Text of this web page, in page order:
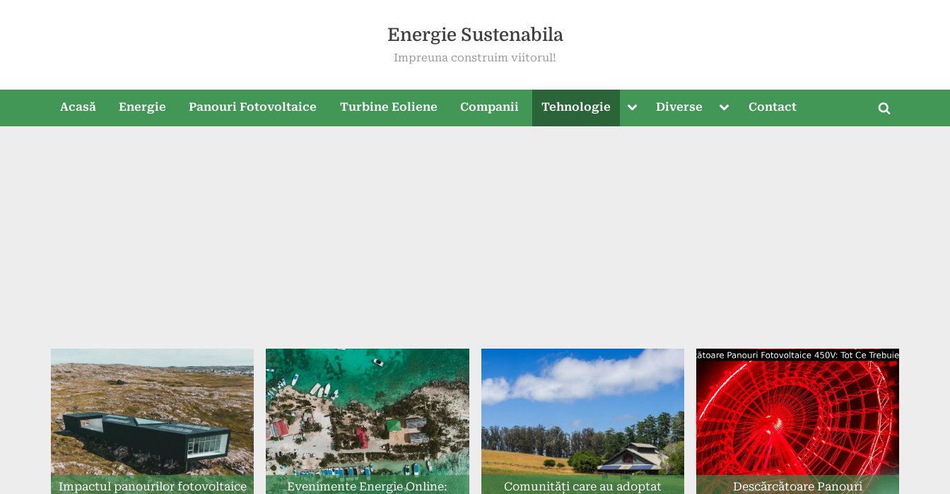
Energie Sustenabila
Impreuna construim viitorul!
Acasă Energie Panouri Fotovoltaice Turbine Eoliene Companii Tehnologie
Toggle
menu
Diverse
Toggle
menu
Contact
Toggle
Impactul panourilor fotovoltaice
Evenimente Energie Online:
Comunități care au adoptat
Descărcătoare Panouri